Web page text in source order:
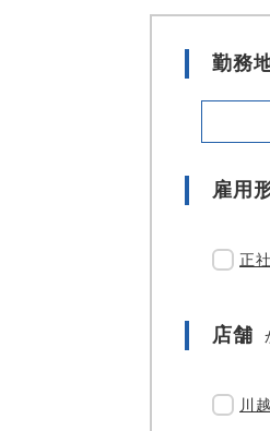
勤務
雇用
正
店舗
川